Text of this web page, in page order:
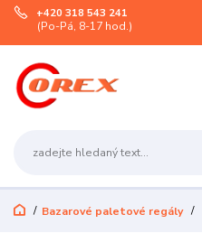
+420 318 543 241
(Po-Pá, 8-17 hod.)
Bazarové paletové regály